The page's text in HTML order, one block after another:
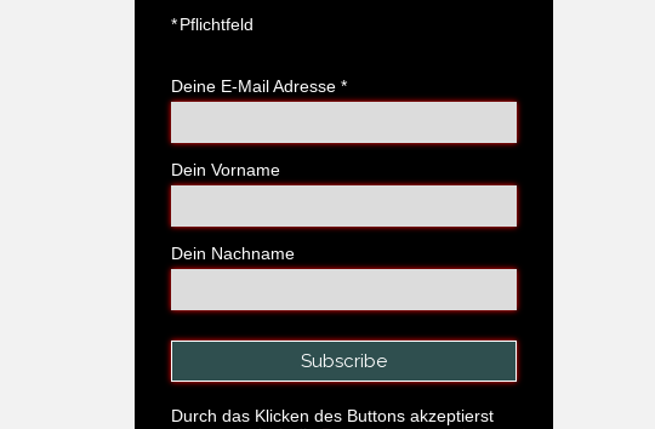
*Pflichtfeld
Deine E-Mail Adresse *
Dein Vorname
Dein Nachname
Durch das Klicken des Buttons akzeptierst